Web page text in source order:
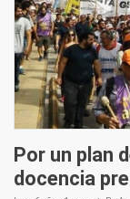
Por un plan
docencia